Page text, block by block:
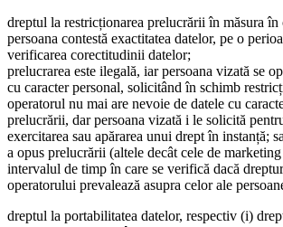
dreptul la restricționarea prelucrării în măsura în
persoana contestă exactitatea datelor, pe o
verificarea corectitudinii datelor;
prelucrarea este ilegală, iar persoana vizată se
cu caracter personal, solicitând în schimb
operatorul nu mai are nevoie de datele cu
prelucrării, dar persoana vizată i le solicită
exercitarea sau apărarea unui drept în instanță;
a opus prelucrării (altele decât cele de
intervalul de timp în care se verifică dacă
operatorului prevalează asupra celor ale
dreptul la portabilitatea datelor, respectiv (i)